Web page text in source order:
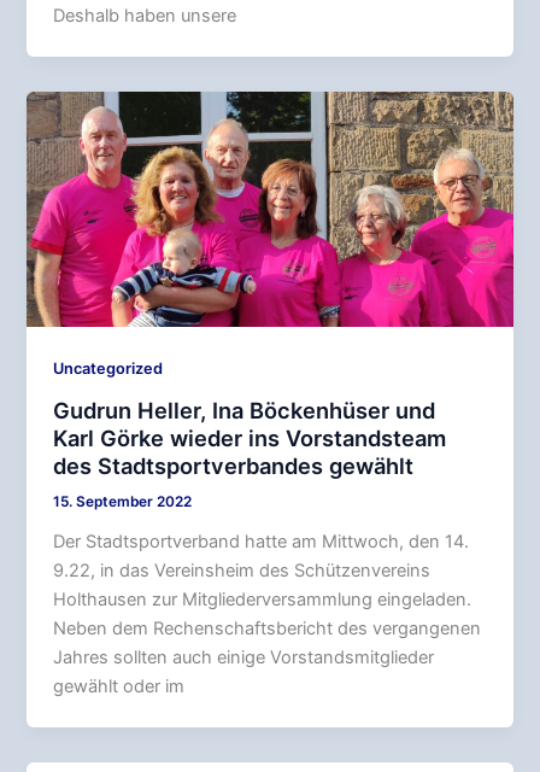
Deshalb haben unsere
Uncategorized
Gudrun Heller, Ina Böckenhüser und
Karl Görke wieder ins Vorstandsteam
des Stadtsportverbandes gewählt
15. September 2022
Der Stadtsportverband hatte am Mittwoch, den 14.
9.22, in das Vereinsheim des Schützenvereins
Holthausen zur Mitgliederversammlung eingeladen.
Neben dem Rechenschaftsbericht des vergangenen
Jahres sollten auch einige Vorstandsmitglieder
gewählt oder im